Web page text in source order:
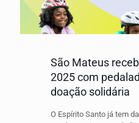
São Mateus
2025 com
doação solidária
O Espírito Santo já tem